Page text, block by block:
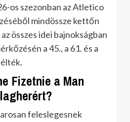
os szezonban az Atletico
mindössze kettőn
összes idei bajnokságban
a 45., a 61. és a
Fizetnie a Man
feleslegesnek